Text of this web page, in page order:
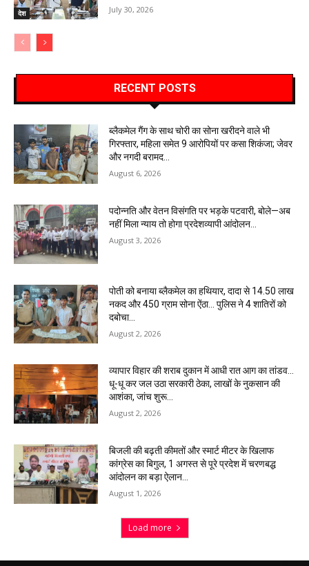
देश July 30, 2026
RECENT POSTS
ब्लैकमेल गैंग के साथ चोरी का सोना खरीदने वाले भी
गिरफ्तार, महिला समेत 9 आरोपियों पर कसा शिकंजा; जेवर
और नगदी बरामद…
August 6, 2026
पदोन्नति और वेतन विसंगति पर भड़के पटवारी, बोले—अब
नहीं मिला न्याय तो होगा प्रदेशव्यापी आंदोलन…
August 3, 2026
पोती को बनाया ब्लैकमेल का हथियार, दादा से 14.50 लाख
नकद और 450 ग्राम सोना ऐंठा… पुलिस ने 4 शातिरों को
दबोचा…
August 2, 2026
व्यापार विहार की शराब दुकान में आधी रात आग का तांडव…
धू-धू कर जल उठा सरकारी ठेका, लाखों के नुकसान की
आशंका, जांच शुरू…
August 2, 2026
बिजली की बढ़ती कीमतों और स्मार्ट मीटर के खिलाफ
कांग्रेस का बिगुल, 1 अगस्त से पूरे प्रदेश में चरणबद्ध
आंदोलन का बड़ा ऐलान…
August 1, 2026
Load more